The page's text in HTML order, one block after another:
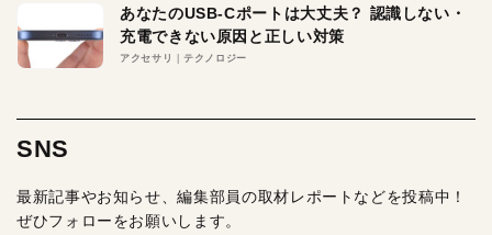
あなたのUSB-Cポートは大丈夫？ 認識しない・
充電できない原因と正しい対策
アクセサリ テクノロジー
SNS
最新記事やお知らせ、編集部員の取材レポートなどを投稿中！
ぜひフォローをお願いします。